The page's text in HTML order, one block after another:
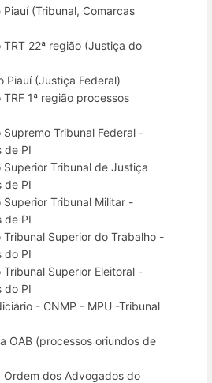
(Tribunal, Comarcas
TRT 22ª região (Justiça do
Piauí (Justiça Federal)
1ª região processos
Supremo Tribunal Federal -
de PI
Superior Tribunal de Justiça
de PI
Superior Tribunal Militar -
de PI
Tribunal Superior do Trabalho -
do PI
Tribunal Superior Eleitoral -
do PI
- CNMP - MPU -Tribunal
OAB (processos oriundos de
Ordem dos Advogados do